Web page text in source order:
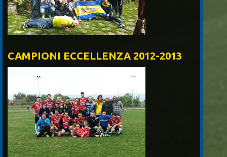
CAMPIONI ECCELLENZA 2012-2013